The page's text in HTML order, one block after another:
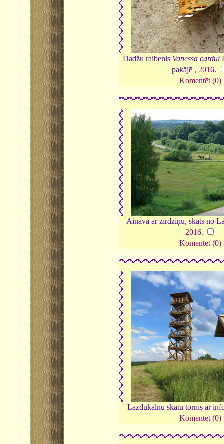
Dadžu raibenis Vanessa cardui
pakājē , 2016.
Komentēt (0)
Ainava ar zirdziņu, skats no
2016.
Komentēt (0)
Lazdukalnu skatu tornis ar
Komentēt (0)